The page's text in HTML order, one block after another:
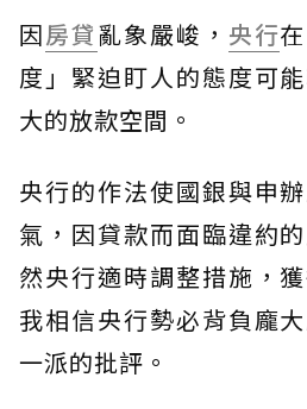
因房貸亂象嚴峻， 央行
度」緊迫盯人的態度可
大的放款空間。
央行的作法使國銀與申
氣，因貸款而面臨違約
然央行適時調整措施，
我相信央行勢必背負龐
一派的批評。